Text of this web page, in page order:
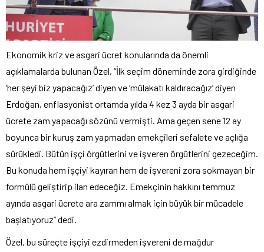
Ekonomik kriz ve asgari ücret konularında da önemli
açıklamalarda bulunan Özel, “İlk seçim döneminde zora girdiğinde
‘her şeyi biz yapacağız’ diyen ve ‘mülakatı kaldıracağız’ diyen
Erdoğan, enflasyonist ortamda yılda 4 kez 3 ayda bir asgari
ücrete zam yapacağı sözünü vermişti. Ama geçen sene 12 ay
boyunca bir kuruş zam yapmadan emekçileri sefalete ve açlığa
sürükledi. Bütün işçi örgütlerini ve işveren örgütlerini gezeceğim.
Bu konuda hem işçiyi kayıran hem de işvereni zora sokmayan bir
formülü geliştirip ilan edeceğiz. Emekçinin hakkını temmuz
ayında asgari ücrete ara zammı almak için büyük bir mücadele
başlatıyoruz” dedi.
Özel, bu süreçte işçiyi ezdirmeden işvereni de mağdur